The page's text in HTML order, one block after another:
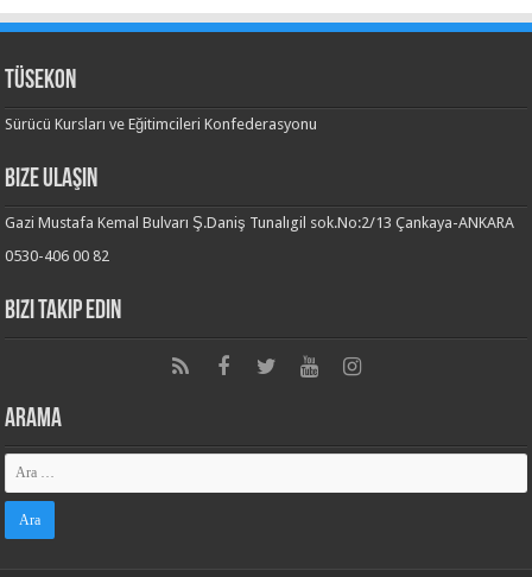
TÜSEKON
Sürücü Kursları ve Eğitimcileri Konfederasyonu
Bize Ulaşın
Gazi Mustafa Kemal Bulvarı Ş.Daniş Tunalıgil sok.No:2/13 Çankaya-ANKARA
0530-406 00 82
Bizi Takip Edin
Arama